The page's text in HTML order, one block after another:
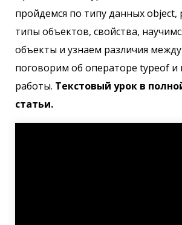
пройдемся по типу данных object,
типы объектов, свойства,
объекты и узнаем различия
поговорим об операторе typeof и
работы. Текстовый урок в
статьи.